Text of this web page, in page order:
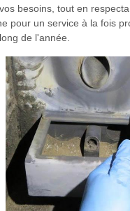
besoins, tout en
pour un service à la fois
de l'année.